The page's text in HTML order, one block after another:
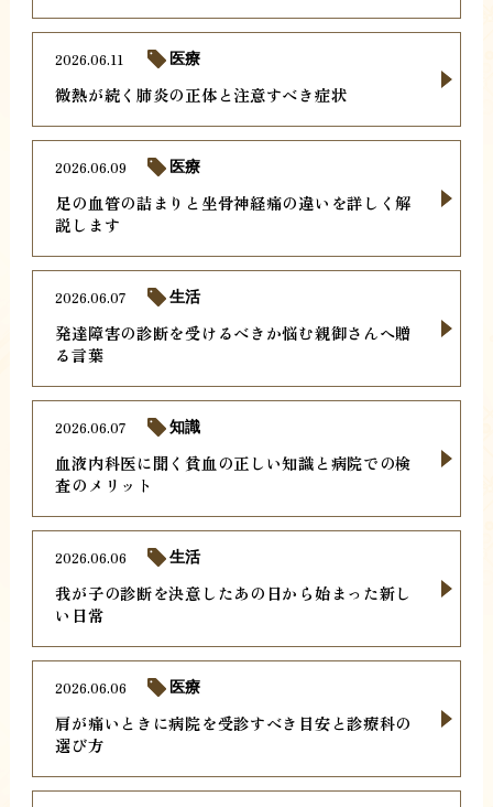
微熱が続く肺炎の正体と注意すべき症状
2026.06.11 医療
足の血管の詰まりと坐骨神経痛の違いを詳しく解
説します
2026.06.09 医療
発達障害の診断を受けるべきか悩む親御さんへ贈
る言葉
2026.06.07 生活
血液内科医に聞く貧血の正しい知識と病院での検
査のメリット
2026.06.07 知識
我が子の診断を決意したあの日から始まった新し
い日常
2026.06.06 生活
肩が痛いときに病院を受診すべき目安と診療科の
選び方
2026.06.06 医療